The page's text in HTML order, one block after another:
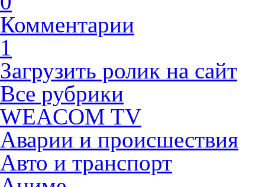
Комментарии
1
Загрузить ролик на сайт
Все рубрики
WEACOM TV
Аварии и происшествия
Авто и транспорт